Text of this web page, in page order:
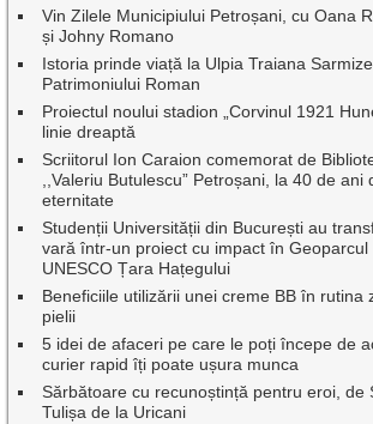
Vin Zilele Municipiului Petroșani, cu Oana
și Johny Romano
Istoria prinde viață la Ulpia Traiana
Patrimoniului Roman
Proiectul noului stadion „Corvinul 1921
linie dreaptă
Scriitorul Ion Caraion comemorat de
,,Valeriu Butulescu” Petroșani, la 40 de ani
eternitate
Studenții Universității din București au
vară într-un proiect cu impact în
UNESCO Țara Hațegului
Beneficiile utilizării unei creme BB în rutina
pielii
5 idei de afaceri pe care le poți începe de
curier rapid îți poate ușura munca
Sărbătoare cu recunoștință pentru eroi, de
Tulișa de la Uricani